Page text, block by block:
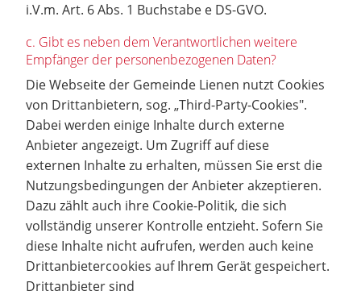
i.V.m. Art. 6 Abs. 1 Buchstabe e DS-GVO.
c. Gibt es neben dem Verantwortlichen weitere
Empfänger der personenbezogenen Daten?
Die Webseite der Gemeinde Lienen nutzt Cookies
von Drittanbietern, sog. „Third-Party-Cookies".
Dabei werden einige Inhalte durch externe
Anbieter angezeigt. Um Zugriff auf diese
externen Inhalte zu erhalten, müssen Sie erst die
Nutzungsbedingungen der Anbieter akzeptieren.
Dazu zählt auch ihre Cookie-Politik, die sich
vollständig unserer Kontrolle entzieht. Sofern Sie
diese Inhalte nicht aufrufen, werden auch keine
Drittanbietercookies auf Ihrem Gerät gespeichert.
Drittanbieter sind